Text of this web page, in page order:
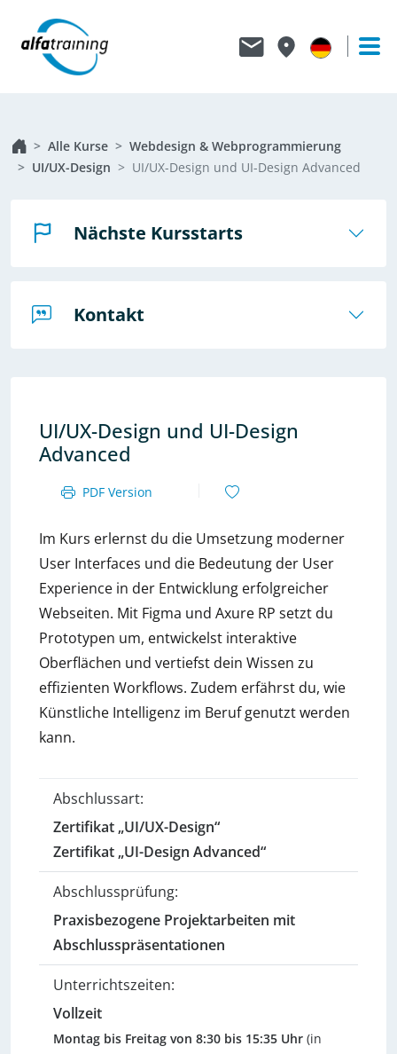
Alle Kurse
Webdesign & Webprogrammierung
UI/UX-Design
UI/UX-Design und UI-Design Advanced
Nächste Kursstarts
Kontakt
UI/UX-Design und UI-Design
Advanced
PDF Version
Im Kurs erlernst du die Umsetzung moderner
User Interfaces und die Bedeutung der User
Experience in der Entwicklung erfolgreicher
Webseiten. Mit Figma und Axure RP setzt du
Prototypen um, entwickelst interaktive
Oberflächen und vertiefst dein Wissen zu
effizienten Workflows. Zudem erfährst du, wie
Künstliche Intelligenz im Beruf genutzt werden
kann.
Abschlussart:
Zertifikat „UI/UX-Design“
Zertifikat „UI-Design Advanced“
Abschlussprüfung:
Praxisbezogene Projektarbeiten mit
Abschlusspräsentationen
Unterrichtszeiten:
Vollzeit
Montag bis Freitag von 8:30 bis 15:35 Uhr (in